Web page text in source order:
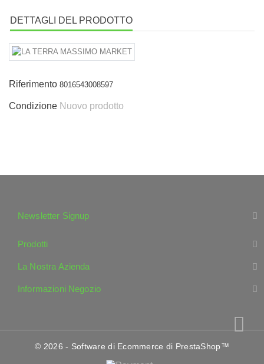
DETTAGLI DEL PRODOTTO
Riferimento 8016543008597
Condizione Nuovo prodotto
Newsletter Signup
Prodotti
La Nostra Azienda
Informazioni Negozio
© 2026 - Software di Ecommerce di PrestaShop™